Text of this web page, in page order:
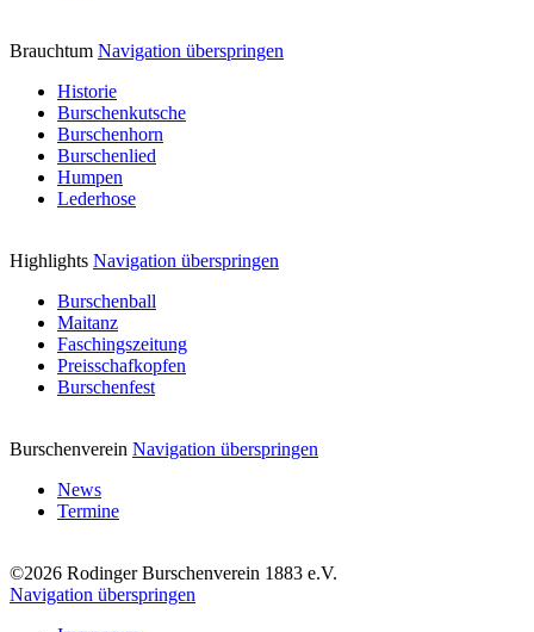
Brauchtum Navigation überspringen
Historie
Burschenkutsche
Burschenhorn
Burschenlied
Humpen
Lederhose
Highlights Navigation überspringen
Burschenball
Maitanz
Faschingszeitung
Preisschafkopfen
Burschenfest
Burschenverein Navigation überspringen
News
Termine
©2026 Rodinger Burschenverein 1883 e.V.
Navigation überspringen